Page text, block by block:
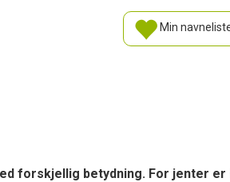
Min
forskjellig betydning. For jenter